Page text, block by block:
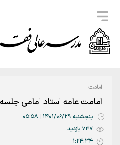
امامت
امامت عامه استاد امامی جلسه6
پنجشنبه 1401/06/29 | 05:58
747 بازدید
1:24:34